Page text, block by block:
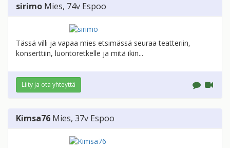
sirimo Mies, 74v Espoo
Tässä villi ja vapaa mies etsimässä seuraa teatteriin,
konserttiin, luontoretkelle ja mitä ikin...
Liity ja ota yhteyttä
Kimsa76 Mies, 37v Espoo